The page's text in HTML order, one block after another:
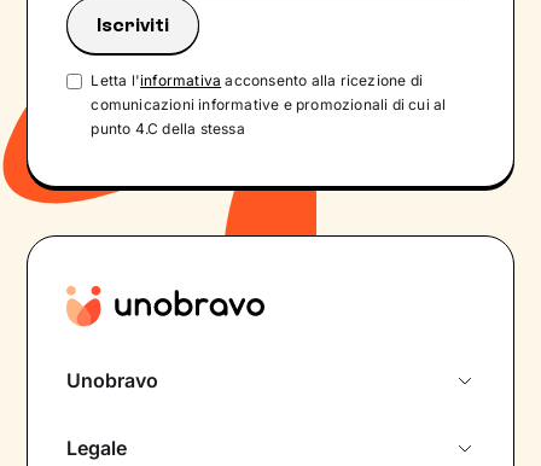
Letta l'informativa acconsento alla ricezione di
comunicazioni informative e promozionali di cui al
punto 4.C della stessa
Unobravo
Legale